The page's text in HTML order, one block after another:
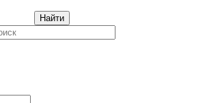
Найти